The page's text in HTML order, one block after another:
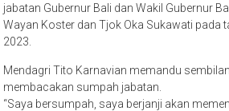
jabatan Gubernur Bali dan Wakil Gubernur
Wayan Koster dan Tjok Oka Sukawati pada
2023.
Mendagri Tito Karnavian memandu
membacakan sumpah jabatan.
“Saya bersumpah, saya berjanji akan